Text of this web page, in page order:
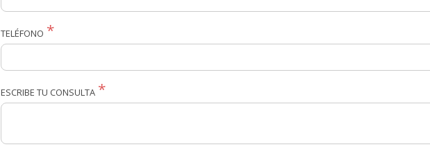
TELÉFONO
ESCRIBE TU CONSULTA